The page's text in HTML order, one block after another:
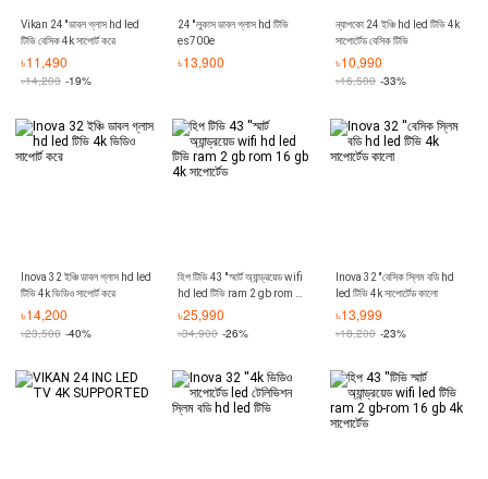
Vikan 24 ''ডাবল গ্লাস hd led
টিভি বেসিক 4k সাপোর্ট করে
৳11,490
৳14,200 -19%
24 ''লুকাস ডাবল গ্লাস hd টিভি
es700e
৳13,900
ন্যাপকো 24 ইঞ্চি hd led টিভি 4k
সাপোর্টেড বেসিক টিভি
৳10,990
৳16,500 -33%
Inova 32 ইঞ্চি ডাবল গ্লাস hd led
টিভি 4k ভিডিও সাপোর্ট করে
৳14,200
৳23,500 -40%
হিপ টিভি 43 ''স্মার্ট অ্যান্ড্রয়েড wifi
hd led টিভি ram 2 gb rom 16
gb 4k সাপোর্টেড
৳25,990
৳34,900 -26%
Inova 32 ''বেসিক স্লিম বডি hd
led টিভি 4k সাপোর্টেড কালো
৳13,999
৳18,200 -23%